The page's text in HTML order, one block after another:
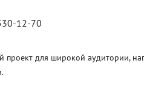
12-70
проект для широкой аудитории,